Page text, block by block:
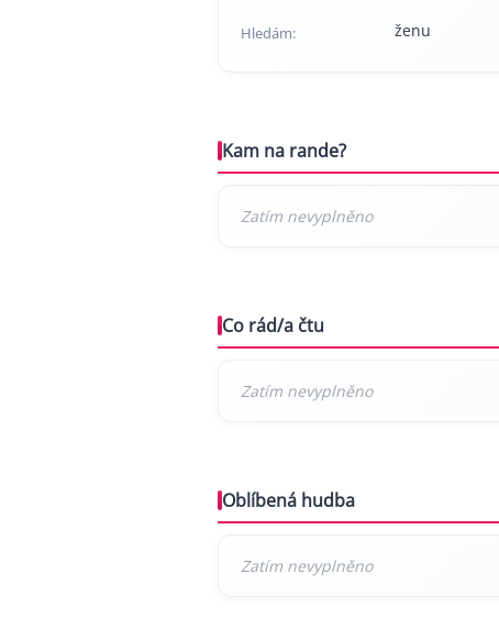
Hledám: ženu
Kam na rande?
Co rád/a čtu
Oblíbená hudba